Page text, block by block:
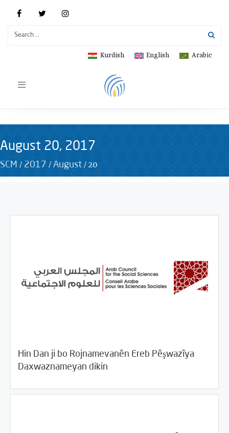
Arabic
English
Kurdish
Toggle
August 20, 2017
SCM / 2017 / August /20
Hin Dan ji bo Rojnamevanên Ereb Pêşwazîya
Daxwaznameyan dikin
20/2017 Rahînan û Beşdarî